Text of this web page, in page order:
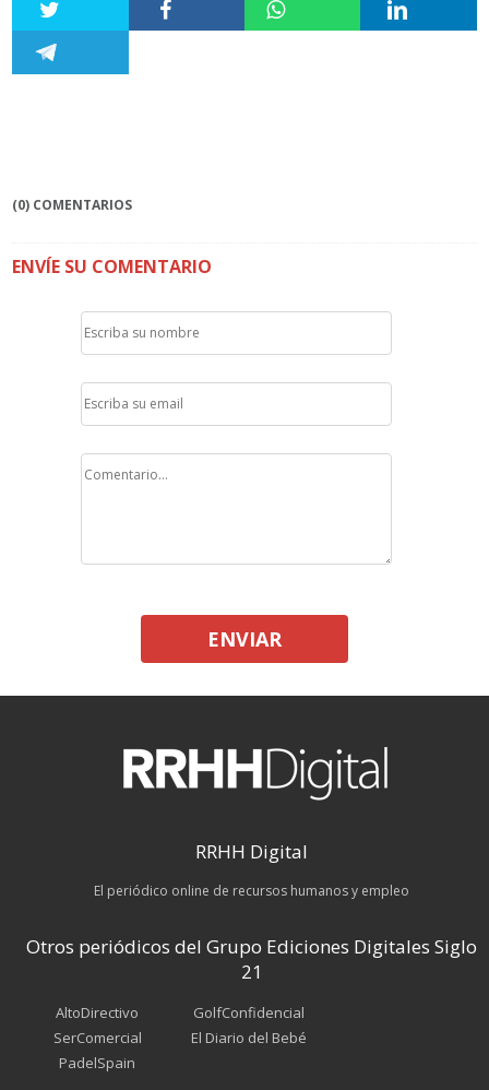
(0) COMENTARIOS
ENVÍE SU COMENTARIO
ENVIAR
RRHH Digital
El periódico online de recursos humanos y empleo
Otros periódicos del Grupo Ediciones Digitales Siglo
21
AltoDirectivo
SerComercial
PadelSpain
GolfConfidencial
El Diario del Bebé